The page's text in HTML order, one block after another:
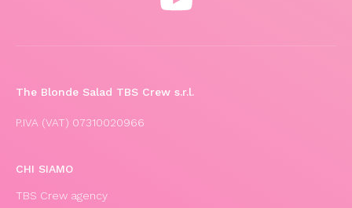
The Blonde Salad TBS Crew s.r.l.
P.IVA (VAT) 07310020966
CHI SIAMO
TBS Crew agency